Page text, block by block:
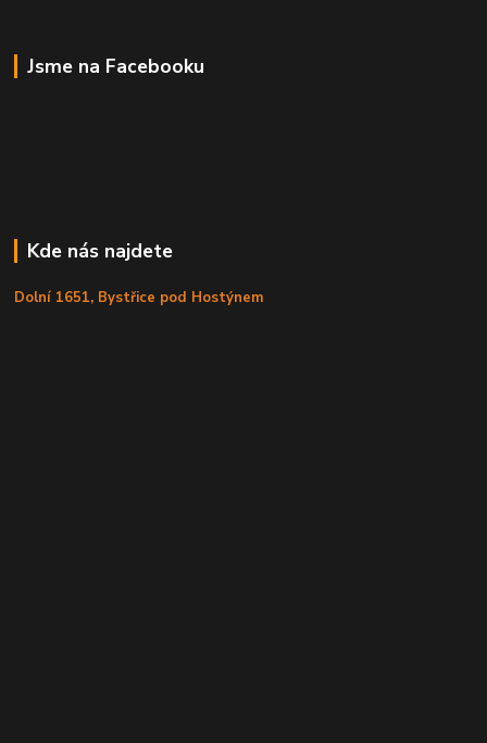
Jsme na Facebooku
Kde nás najdete
Dolní 1651, Bystřice pod Hostýnem